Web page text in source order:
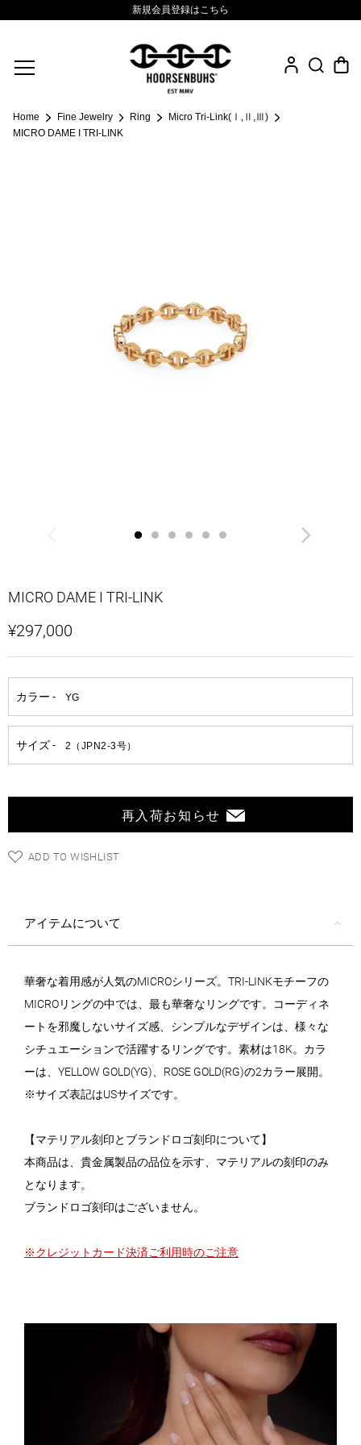
.925 Sterling
新規会員登録はこちら
Home Fine Jewelry Ring
Micro Tri-Link(Ⅰ,Ⅱ,Ⅲ)
MICRO DAME I TRI-LINK
MICRO DAME I TRI-LINK
¥297,000
再入荷お知らせ
ADD TO WISHLIST
アイテムについて
華奢な着用感が人気のMICROシリーズ。TRI-LINKモチーフの
MICROリングの中では、最も華奢なリングです。コーディネ
ートを邪魔しないサイズ感、シンプルなデザインは、様々な
シチュエーションで活躍するリングです。素材は18K。カラ
ーは、YELLOW GOLD(YG)、ROSE GOLD(RG)の2カラー展開。
※サイズ表記はUSサイズです。
【マテリアル刻印とブランドロゴ刻印について】
本商品は、貴金属製品の品位を示す、マテリアルの刻印のみ
となります。
ブランドロゴ刻印はございません。
※クレジットカード決済ご利用時のご注意